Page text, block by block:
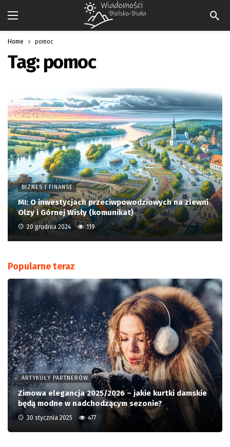
Home pomoc
Tag: pomoc
BIZNES I FINANSE
MI: O inwestycjach przeciwpowodziowych na zlewni
Olzy i Górnej Wisły (komunikat)
20 grudnia 2024 119
Popularne teraz
ARTYKUŁY PARTNERÓW
Zimowa elegancja 2025/2026 – jakie kurtki damskie
będą modne w nadchodzącym sezonie?
30 stycznia 2025 477